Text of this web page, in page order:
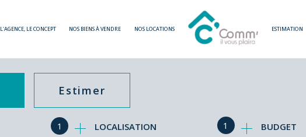
L'AGENCE, LE CONCEPT NOS BIENS À VENDRE NOS LOCATIONS ESTIMATION
Estimer
1 1
LOCALISATION BUDGET